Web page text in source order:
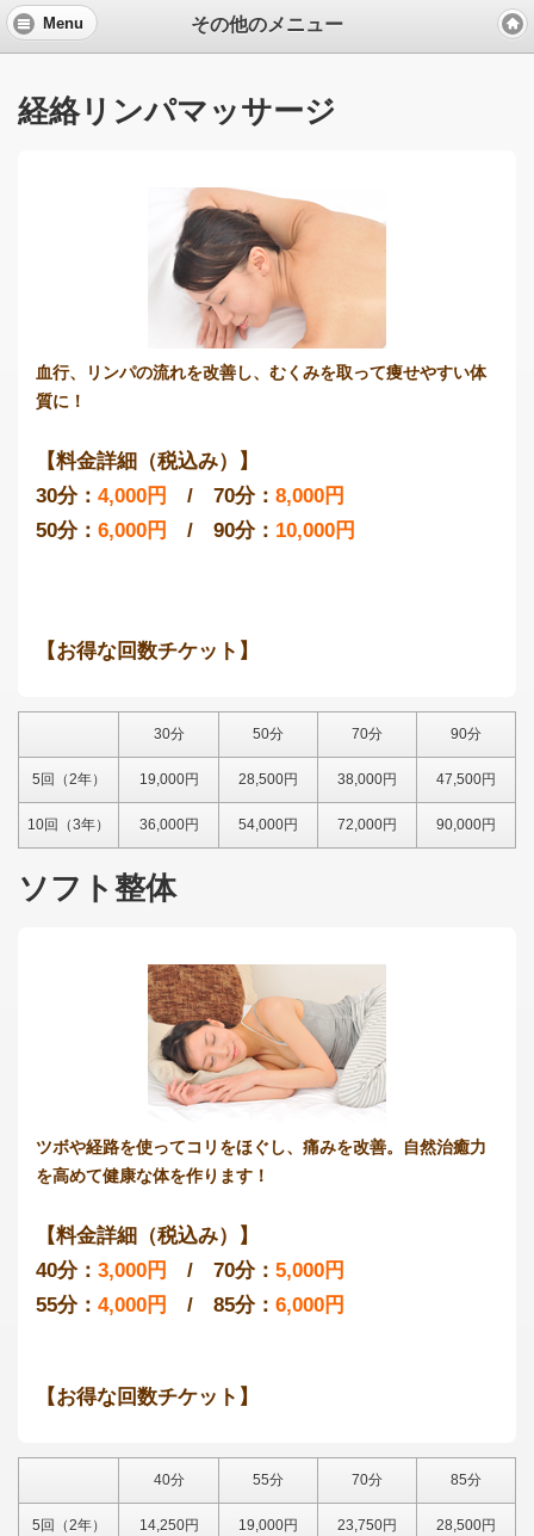
Menu その他のメニュー
経絡リンパマッサージ
血行、リンパの流れを改善し、むくみを取って痩せやすい体
質に！
【料金詳細（税込み）】
30分： 4,000円 / 70分： 8,000円
50分： 6,000円 / 90分： 10,000円
【お得な回数チケット】
30分 50分 70分 90分
5回（2年） 19,000円 28,500円 38,000円 47,500円
10回（3年） 36,000円 54,000円 72,000円 90,000円
ソフト整体
ツボや経路を使ってコリをほぐし、痛みを改善。自然治癒力
を高めて健康な体を作ります！
【料金詳細（税込み）】
40分： 3,000円 / 70分： 5,000円
55分： 4,000円 / 85分： 6,000円
【お得な回数チケット】
40分 55分 70分 85分
5回（2年） 14,250円 19,000円 23,750円 28,500円